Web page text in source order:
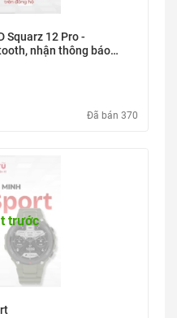
Squarz 12 Pro -
nhận thông báo
Đã bán 370
trước